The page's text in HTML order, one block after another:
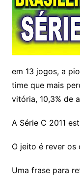
em 13 jogos, a
time que mais
vitória, 10,3% de
A Série C 2011
O jeito é rever os
Uma frase para